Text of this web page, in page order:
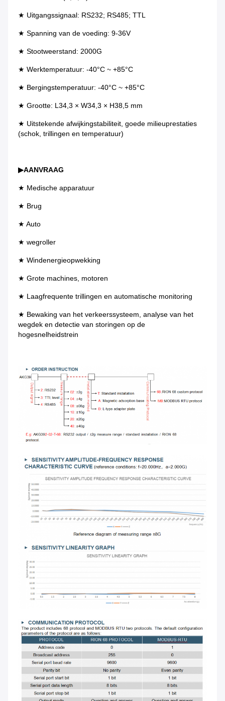
★ Uitgangssignaal: RS232; RS485; TTL
★ Spanning van de voeding: 9-36V
★ Stootweerstand: 2000G
★ Werktemperatuur: -40°C ~ +85°C
★ Bergingstemperatuur: -40°C ~ +85°C
★ Grootte: L34,3 × W34,3 × H38,5 mm
★ Uitstekende afwijkingstabiliteit, goede milieuprestaties
(schok, trillingen en temperatuur)
▶AANVRAAG
★ Medische apparatuur
★ Brug
★ Auto
★ wegroller
★ Windenergieopwekking
★ Grote machines, motoren
★ Laagfrequente trillingen en automatische monitoring
★ Bewaking van het verkeerssysteem, analyse van het
wegdek en detectie van storingen op de
hogesnelheidstrein